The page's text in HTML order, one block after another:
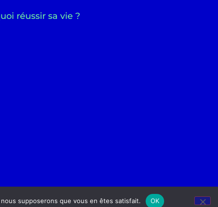
réussir sa vie ?
supposerons que vous en êtes satisfait. OK